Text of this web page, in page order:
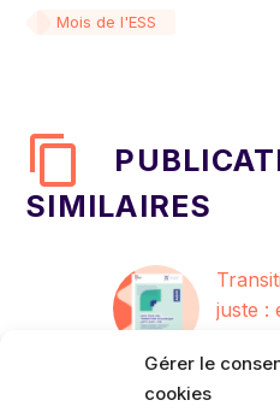
Gérer le
cookies
Mois de l'ESS
SIMILAIRES
juste :
l’ESS ?